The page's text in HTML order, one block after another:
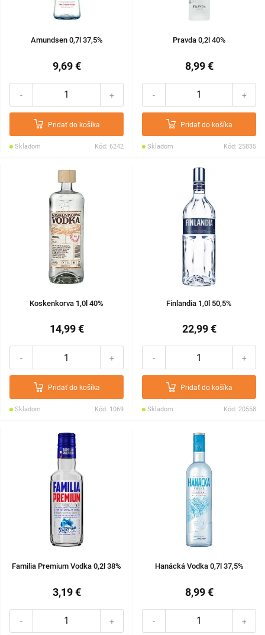
Amundsen 0,7l 37,5%
9,69 €
- +
Pridať do košíka
Skladom Kód: 6242
Pravda 0,2l 40%
8,99 €
- +
Pridať do košíka
Skladom Kód: 25835
Koskenkorva 1,0l 40%
14,99 €
- +
Pridať do košíka
Skladom Kód: 1069
Finlandia 1,0l 50,5%
22,99 €
- +
Pridať do košíka
Skladom Kód: 20558
Familia Premium Vodka 0,2l 38%
3,19 €
- +
Hanácká Vodka 0,7l 37,5%
8,99 €
- +